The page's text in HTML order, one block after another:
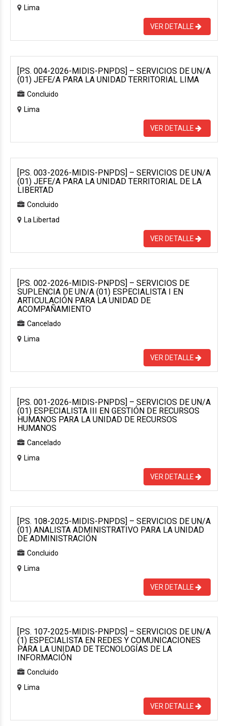
Lima
VER DETALLE
[P.S. 004-2026-MIDIS-PNPDS] – SERVICIOS DE UN/A
(01) JEFE/A PARA LA UNIDAD TERRITORIAL LIMA
Concluido
Lima
VER DETALLE
[P.S. 003-2026-MIDIS-PNPDS] – SERVICIOS DE UN/A
(01) JEFE/A PARA LA UNIDAD TERRITORIAL DE LA
LIBERTAD
Concluido
La Libertad
VER DETALLE
[P.S. 002-2026-MIDIS-PNPDS] – SERVICIOS DE
SUPLENCIA DE UN/A (01) ESPECIALISTA I EN
ARTICULACIÓN PARA LA UNIDAD DE
ACOMPAÑAMIENTO
Cancelado
Lima
VER DETALLE
[P.S. 001-2026-MIDIS-PNPDS] – SERVICIOS DE UN/A
(01) ESPECIALISTA III EN GESTIÓN DE RECURSOS
HUMANOS PARA LA UNIDAD DE RECURSOS
HUMANOS
Cancelado
Lima
VER DETALLE
[P.S. 108-2025-MIDIS-PNPDS] – SERVICIOS DE UN/A
(01) ANALISTA ADMINISTRATIVO PARA LA UNIDAD
DE ADMINISTRACIÓN
Concluido
Lima
VER DETALLE
[P.S. 107-2025-MIDIS-PNPDS] – SERVICIOS DE UN/A
(1) ESPECIALISTA EN REDES Y COMUNICACIONES
PARA LA UNIDAD DE TECNOLOGÍAS DE LA
INFORMACIÓN
Concluido
Lima
VER DETALLE